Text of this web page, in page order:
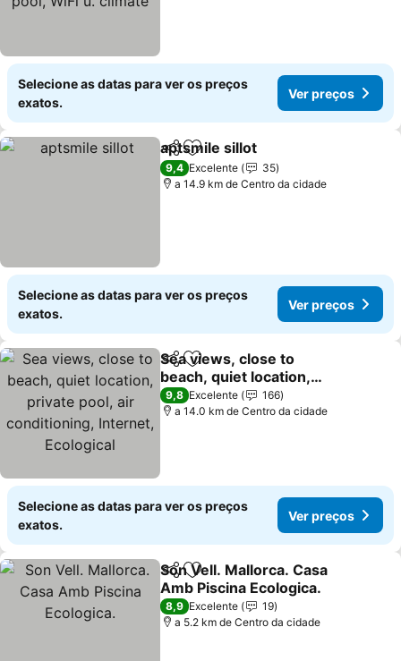
Selecione as datas para ver os preços
exatos.
Ver preços
PartilharAdicionar aos favoritos
aptsmile sillot
9,4 Excelente
35
a 14.9 km de Centro da cidade
Selecione as datas para ver os preços
exatos.
Ver preços
PartilharAdicionar aos favoritos
Sea views, close to
beach, quiet location,
private pool, air
conditioning, Internet,
Ver preços
9,8 Excelente
166
a 14.0 km de Centro da cidade
Selecione as datas para ver os preços
exatos.
Ver preços
PartilharAdicionar aos favoritos
Son Vell. Mallorca. Casa
Amb Piscina Ecologica.
Ver preços
8,9 Excelente
19
a 5.2 km de Centro da cidade